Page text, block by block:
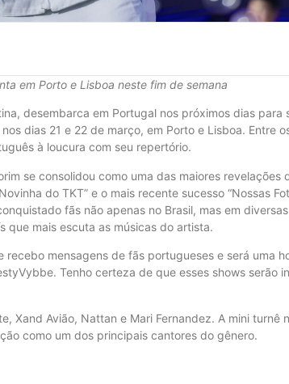
em Porto e Lisboa neste fim de semana
desembarca em Portugal nos próximos dias para
nos dias 21 e 22 de março, em Porto e Lisboa. Entre
à loucura com seu repertório.
se consolidou como uma das maiores revelações
do TKT” e o mais recente sucesso “Nossas
fãs não apenas no Brasil, mas em
que mais escuta as músicas do artista.
mensagens de fãs portugueses e será uma
Tenho certeza de que esses shows serão
Xand Avião, Nattan e Mari Fernandez. A mini turnê
como um dos principais cantores do gênero.